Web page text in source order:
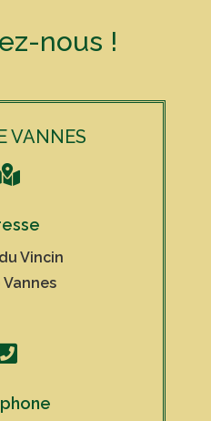
nous !
VANNES
Vincin
Vannes